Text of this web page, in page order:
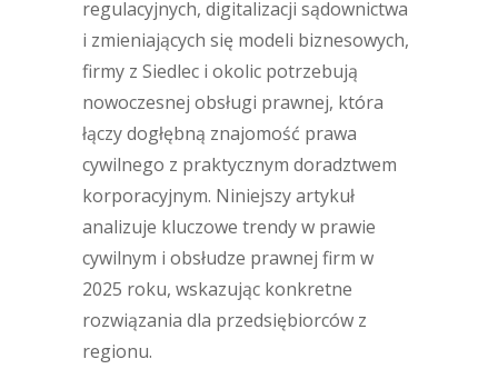
regulacyjnych, digitalizacji sądownictwa
i zmieniających się modeli biznesowych,
firmy z Siedlec i okolic potrzebują
nowoczesnej obsługi prawnej, która
łączy dogłębną znajomość prawa
cywilnego z praktycznym doradztwem
korporacyjnym. Niniejszy artykuł
analizuje kluczowe trendy w prawie
cywilnym i obsłudze prawnej firm w
2025 roku, wskazując konkretne
rozwiązania dla przedsiębiorców z
regionu.